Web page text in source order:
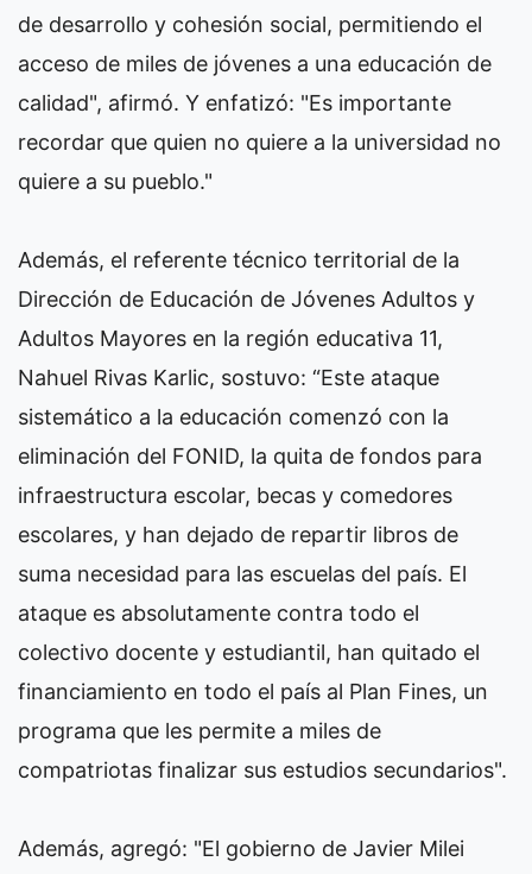
de desarrollo y cohesión social, permitiendo el
acceso de miles de jóvenes a una educación de
calidad", afirmó. Y enfatizó: "Es importante
recordar que quien no quiere a la universidad no
quiere a su pueblo."
Además, el referente técnico territorial de la
Dirección de Educación de Jóvenes Adultos y
Adultos Mayores en la región educativa 11,
Nahuel Rivas Karlic, sostuvo: “Este ataque
sistemático a la educación comenzó con la
eliminación del FONID, la quita de fondos para
infraestructura escolar, becas y comedores
escolares, y han dejado de repartir libros de
suma necesidad para las escuelas del país. El
ataque es absolutamente contra todo el
colectivo docente y estudiantil, han quitado el
financiamiento en todo el país al Plan Fines, un
programa que les permite a miles de
compatriotas finalizar sus estudios secundarios".
Además, agregó: "El gobierno de Javier Milei